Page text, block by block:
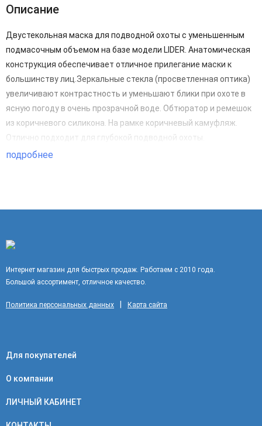
Описание
Двустекольная маска для подводной охоты с уменьшенным
подмасочным объемом на базе модели LIDER. Анатомическая
конструкция обеспечивает отличное прилегание маски к
большинству лиц.Зеркальные стекла (просветленная оптика)
увеличивают контрастность и уменьшают блики при охоте в
ясную погоду в очень прозрачной воде. Обтюратор и ремешок
из коричневого силикона. На рамке коричневый камуфляж.
Отлично подходит для глубокой подводной охоты.
подробнее
Интернет магазин для быстрых продаж. Работаем с 2010 года.
Большой ассортимент, отличное качество.
Политика персональных данных Карта сайта
Для покупателей
О компании
ЛИЧНЫЙ КАБИНЕТ